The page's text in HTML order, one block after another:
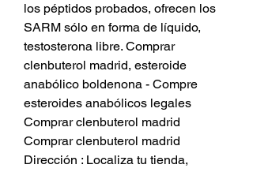
los péptidos probados, ofrecen los
SARM sólo en forma de líquido,
testosterona libre. Comprar
clenbuterol madrid, esteroide
anabólico boldenona - Compre
esteroides anabólicos legales
Comprar clenbuterol madrid
Comprar clenbuterol madrid
Dirección : Localiza tu tienda,